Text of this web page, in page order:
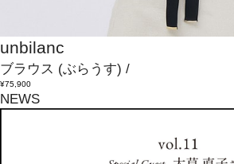
unbilanc
ブラウス (ぶらうす) /
¥75,900
NEWS